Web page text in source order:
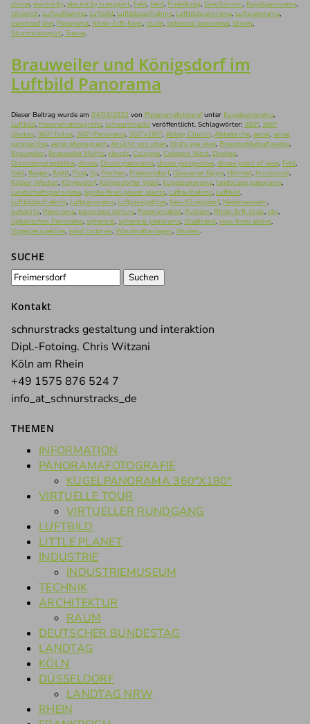
drone, electricity, electricity transport, Feld, field, Freileitung, Gleichstrom, Kugelpanorama,
Lövenich, Luftaufnahme, Luftbild, Luftbildaufnahme, Luftbildpanorama, Luftpanorama,
overhead line, Panorama, Rhein-Erft-Kreis, route, spherical panorama, Strom,
Stromtransport, Trasse.
Brauweiler und Königsdorf im
Luftbild Panorama
Dieser Beitrag wurde am 04/03/2022 von Panoramafotografunter Kugelpanorama,
Luftbild, Panoramafotografie, schnurstracks veröffentlicht. Schlagwörter: 360°, 360°
photos, 360°-Fotos, 360°-Panorama, 360°x180°, Abbey Church, Abteikirche, aerial, aerial
perspective, aerial photograph, Ansicht von oben, bird's eye view, Braunkohlekraftwerke,
Brauweiler, Brauweiler Mühle, clouds, Cologne, Cologne West, Drohne,
Drohnenperspektive, drone, Drone panorama, drone perspective, drone point of view, Feld,
field, fliegen, flight, Flug, fly, Frechen, Freimersdorf, Glessener Kippe, Himmel, Horizontal,
Kölner Westen, Königsdorf, Königsdorfer Wald, Kugelpanorama, landscape panorama,
Landschaftspanorama, lignite-fired power plants, Luftaufnahme, Luftbild,
Luftbildaufnahme, Luftpanorama, Luftperspektive, Neu-Königsdorf, Niederaussem,
outskirts, Panorama, panorama picture, Panoramabild, Pulheim, Rhein-Erft-Kreis, sky,
Sphärisches Panorama, spherical, spherical panorama, Stadtrand, view from above,
Vogelperspektive, wind turbines, Windkraftanlagen, Wolken.
SUCHE
Suchen
Kontakt
schnurstracks gestaltung und interaktion
Dipl.-Fotoing. Chris Witzani
Köln am Rhein
+49 1575 876 524 7
info_at_schnurstracks_de
THEMEN
INFORMATION
PANORAMAFOTOGRAFIE
KUGELPANORAMA 360°X180°
VIRTUELLE TOUR
VIRTUELLER RUNDGANG
LUFTBILD
LITTLE PLANET
INDUSTRIE
INDUSTRIEMUSEUM
TECHNIK
ARCHITEKTUR
RAUM
DEUTSCHER BUNDESTAG
LANDTAG
KÖLN
DÜSSELDORF
LANDTAG NRW
RHEIN